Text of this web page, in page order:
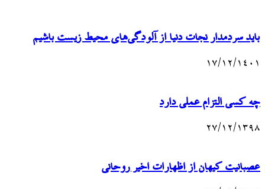
باید سردمدار نجات دنیا از آلودگی‌های محیط زیست باشیم
۱۷/۱۲/۱۴۰۱
چه کسی التزام عملی دارد
۲۷/۱۲/۱۳۹۸
عصبانیت کیهان از اظهارات اخیر روحانی